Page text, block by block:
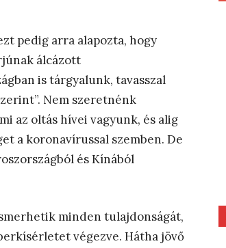
pedig arra alapozta, hogy
álcázott
is tárgyalunk, tavasszal
Nem szeretnénk
az oltás hívei vagyunk, és alig
a koronavírussal szemben. De
és Kínából
minden tulajdonságát,
végezve. Hátha jövő